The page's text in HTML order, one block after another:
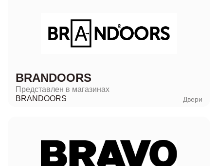
BRANDOORS
Представлен в магазинах
BRANDOORS
Двери